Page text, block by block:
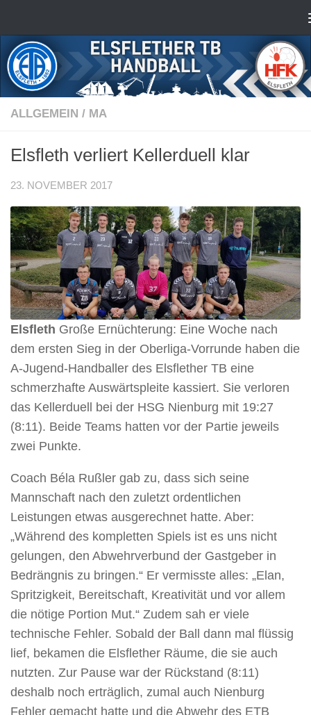
ALLGEMEIN / MA
Elsfleth verliert Kellerduell klar
23. NOVEMBER 2017
Elsfleth Große Ernüchterung: Eine Woche nach
dem ersten Sieg in der Oberliga-Vorrunde haben die
A-Jugend-Handballer des Elsflether TB eine
schmerzhafte Auswärtspleite kassiert. Sie verloren
das Kellerduell bei der HSG Nienburg mit 19:27
(8:11). Beide Teams hatten vor der Partie jeweils
zwei Punkte.
Coach Béla Rußler gab zu, dass sich seine
Mannschaft nach den zuletzt ordentlichen
Leistungen etwas ausgerechnet hatte. Aber:
„Während des kompletten Spiels ist es uns nicht
gelungen, den Abwehrverbund der Gastgeber in
Bedrängnis zu bringen.“ Er vermisste alles: „Elan,
Spritzigkeit, Bereitschaft, Kreativität und vor allem
die nötige Portion Mut.“ Zudem sah er viele
technische Fehler. Sobald der Ball dann mal flüssig
lief, bekamen die Elsflether Räume, die sie auch
nutzten. Zur Pause war der Rückstand (8:11)
deshalb noch erträglich, zumal auch Nienburg
Fehler gemacht hatte und die Abwehr des ETB